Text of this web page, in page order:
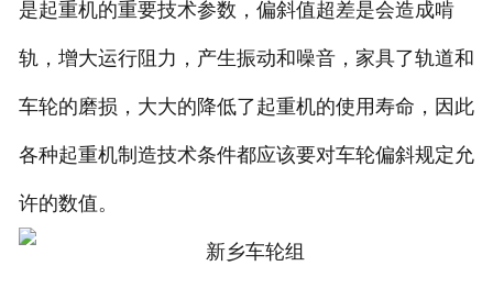
资质证书
合作客户
是起重机的重要技术参数，偏斜值超差是会造成啃
轨，增大运行阻力，产生振动和噪音，家具了轨道和
车轮的磨损，大大的降低了起重机的使用寿命，因此
各种起重机制造技术条件都应该要对车轮偏斜规定允
许的数值。